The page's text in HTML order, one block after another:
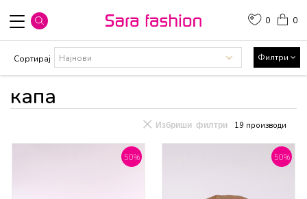
0
0
капа
Сортирај Филтри
19 производи
Избриши филтри
50% 50%